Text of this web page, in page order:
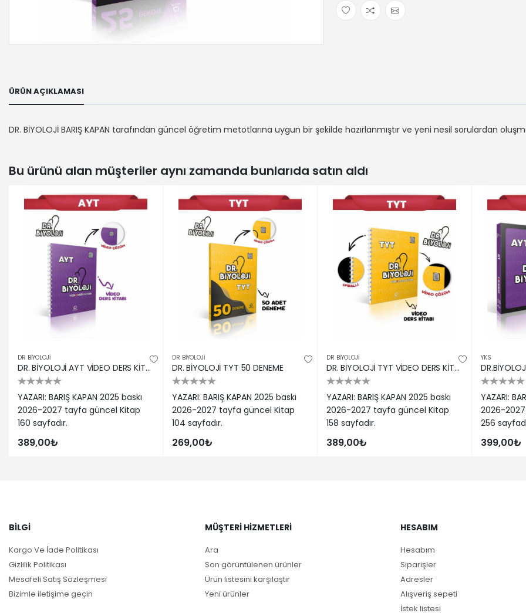
ÜRÜN AÇIKLAMASI
DR. BİYOLOJİ BARIŞ KAPAN tarafından güncel öğretim metotlarına uygun bir şekilde hazırlanmıştır ve yeni nesil sorulardan
Bu ürünü alan müşteriler aynı zamanda bunlarıda satın aldı
DR BIYOLOJI
DR. BİYOLOJİ AYT VİDEO DERS KİTABI
YAZARI: BARIŞ KAPAN 2025 baskı
2026-2027 tayfa güncel Kitap
160 sayfadır.
389,00₺
DR BIYOLOJI
DR. BİYOLOJİ TYT 50 DENEME
YAZARI: BARIŞ KAPAN 2025 baskı
2026-2027 tayfa güncel Kitap
104 sayfadır.
269,00₺
DR BIYOLOJI
DR. BİYOLOJİ TYT VİDEO DERS KİTABI
YAZARI: BARIŞ KAPAN 2025 baskı
2026-2027 tayfa güncel Kitap
158 sayfadır.
389,00₺
YKS
YAZARI:
2026-
256
399,00₺
BILGI
Kargo Ve İade Politikası
Gizlilik Politikası
Mesafeli Satış Sözleşmesi
Bizimle iletişime geçin
MÜŞTERI HIZMETLERI
Ara
Son görüntülenen ürünler
Ürün listesini karşılaştır
Yeni ürünler
HESABIM
Hesabım
Siparişler
Adresler
Alışveriş sepeti
İstek listesi